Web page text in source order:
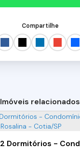
Compartilhe
Imóveis relacionados